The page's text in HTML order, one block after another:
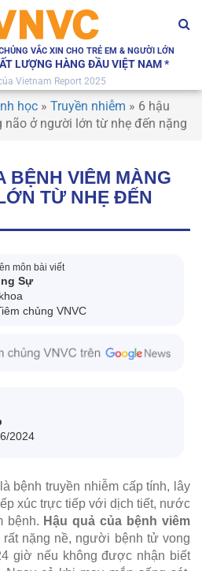
VẮC XIN CHO TRẺ EM & NGƯỜI LỚN
LƯỢNG HÀNG ĐẦU VIỆT NAM *
Vietnam Report 2025
học » Truyền nhiễm » 6 hậu
não ở người lớn từ nhẹ đến nặng
BỆNH VIÊM MÀNG
TỪ NHẸ ĐẾN
môn bài viết
Sự
chủng VNVC
2024
bệnh truyền nhiễm cấp tính, lây
xúc trực tiếp với dịch tiết, nước
bệnh. Hậu quả của bệnh viêm
rất nặng nề, người bệnh tử vong
giờ nếu không được nhận biết